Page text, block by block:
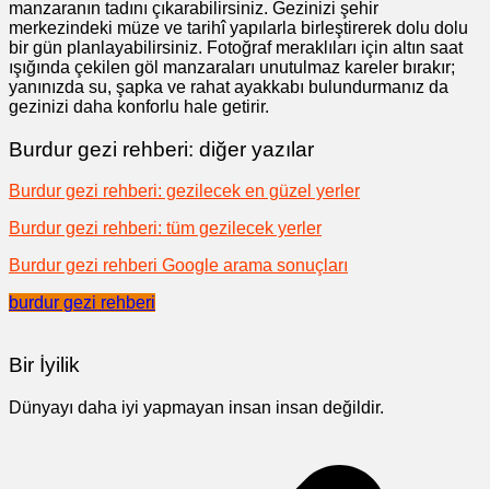
manzaranın tadını çıkarabilirsiniz. Gezinizi şehir
merkezindeki müze ve tarihî yapılarla birleştirerek dolu dolu
bir gün planlayabilirsiniz. Fotoğraf meraklıları için altın saat
ışığında çekilen göl manzaraları unutulmaz kareler bırakır;
yanınızda su, şapka ve rahat ayakkabı bulundurmanız da
gezinizi daha konforlu hale getirir.
Burdur gezi rehberi: diğer yazılar
Burdur gezi rehberi: gezilecek en güzel yerler
Burdur gezi rehberi: tüm gezilecek yerler
Burdur gezi rehberi Google arama sonuçları
burdur gezi rehberi
Bir İyilik
Dünyayı daha iyi yapmayan insan insan değildir.